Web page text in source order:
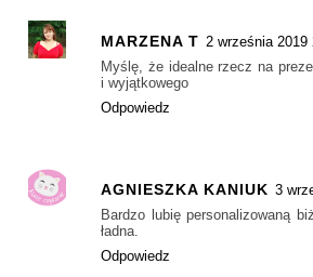
MARZENA T 2 września 2019
Myślę, że idealne rzecz na
i wyjątkowego
Odpowiedz
AGNIESZKA KANIUK 3
Bardzo lubię personalizowaną
ładna.
Odpowiedz